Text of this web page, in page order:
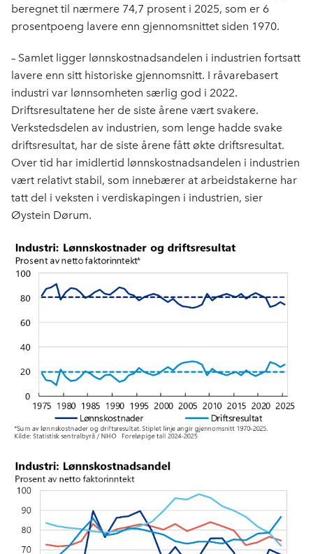
beregnet til nærmere 74,7 prosent i 2025, som er 6
prosentpoeng lavere enn gjennomsnittet siden 1970.
– Samlet ligger lønnskostnadsandelen i industrien fortsatt
lavere enn sitt historiske gjennomsnitt. I råvarebasert
industri var lønnsomheten særlig god i 2022.
Driftsresultatene her de siste årene vært svakere.
Verkstedsdelen av industrien, som lenge hadde svake
driftsresultat, har de siste årene fått økte driftsresultat.
Over tid har imidlertid lønnskostnadsandelen i industrien
vært relativt stabil, som innebærer at arbeidstakerne har
tatt del i veksten i verdiskapingen i industrien, sier
Øystein Dørum.